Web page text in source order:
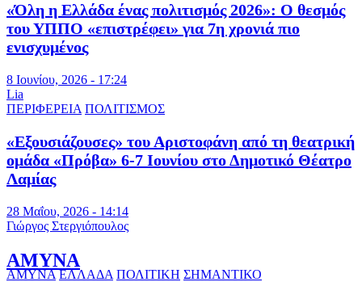
«Όλη η Ελλάδα ένας πολιτισμός 2026»: Ο θεσμός
του ΥΠΠΟ «επιστρέφει» για 7η χρονιά πιο
ενισχυμένος
8 Ιουνίου, 2026 - 17:24
Lia
ΠΕΡΙΦΕΡΕΙΑ ΠΟΛΙΤΙΣΜΟΣ
«Εξουσιάζουσες» του Αριστοφάνη από τη θεατρική
ομάδα «Πρόβα» 6-7 Ιουνίου στο Δημοτικό Θέατρο
Λαμίας
28 Μαΐου, 2026 - 14:14
Γιώργος Στεργιόπουλος
ΑΜΥΝΑ
ΑΜΥΝΑ ΕΛΛΑΔΑ ΠΟΛΙΤΙΚΗ ΣΗΜΑΝΤΙΚΟ